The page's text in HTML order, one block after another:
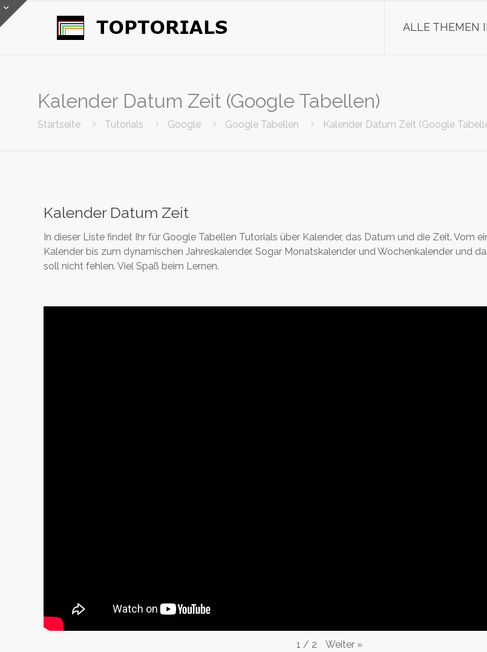
ALLE THEMEN
Kalender Datum Zeit (Google Tabellen)
Startseite Tutorials Google Google Tabellen Kalender Datum Zeit (Google
Kalender Datum Zeit
In dieser Liste findet Ihr für Google Tabellen Tutorials über Kalender, das Datum und die Zeit. Vom
Kalender bis zum dynamischen Jahreskalender. Sogar Monatskalender und Wochenkalender und
soll nicht fehlen. Viel Spaß beim Lernen.
1 / 2 Weiter »